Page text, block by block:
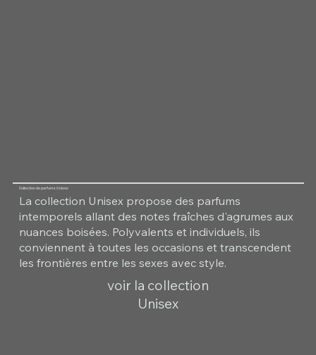
Collection de parfums Unisex
La collection Unisex propose des parfums
intemporels allant des notes fraîches d'agrumes aux
nuances boisées. Polyvalents et individuels, ils
conviennent à toutes les occasions et transcendent
les frontières entre les sexes avec style.
voir la collection
Unisex